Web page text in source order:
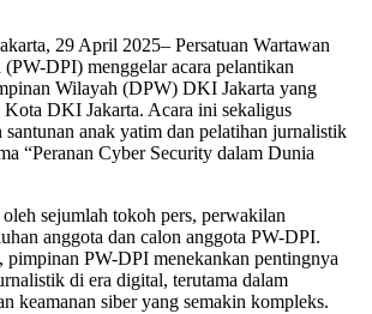
29 April 2025– Persatuan Wartawan
DPI) menggelar acara pelantikan
Wilayah (DPW) DKI Jakarta yang
DKI Jakarta. Acara ini sekaligus
anak yatim dan pelatihan jurnalistik
“Peranan Cyber Security dalam Dunia
sejumlah tokoh pers, perwakilan
anggota dan calon anggota PW-DPI.
pimpinan PW-DPI menekankan pentingnya
di era digital, terutama dalam
keamanan siber yang semakin kompleks.